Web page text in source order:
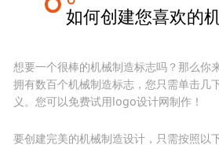
如何创建您喜欢的
想要一个很棒的机械制造标志吗？那么你
拥有数百个机械制造标志，您只需单击几
义。您可以免费试用logo设计网制作！
要创建完美的机械制造设计，只需按照以